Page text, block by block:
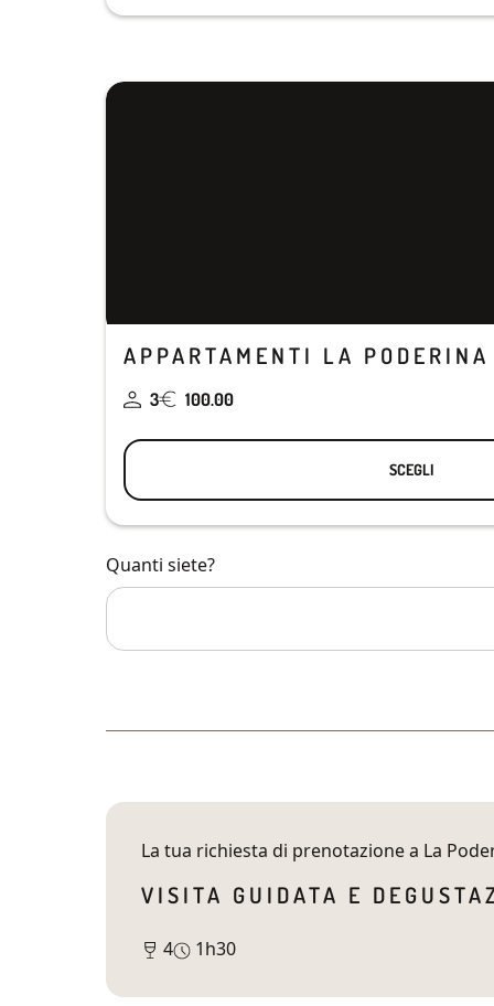
APPARTAMENTI LA PODERINA
3 100.00
SCEGLI
Quanti siete?
La tua richiesta di prenotazione a La
VISITA GUIDATA E
4 1h30